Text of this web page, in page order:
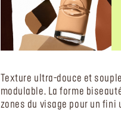
Texture ultra-douce et
modulable. La forme
zones du visage pour un fini